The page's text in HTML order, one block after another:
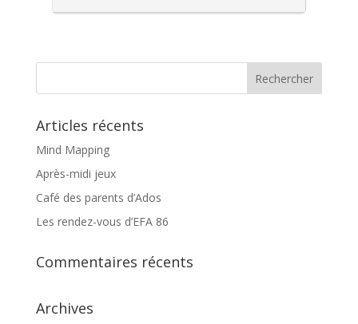
Articles récents
Mind Mapping
Après-midi jeux
Café des parents d’Ados
Les rendez-vous d’EFA 86
Commentaires récents
Archives